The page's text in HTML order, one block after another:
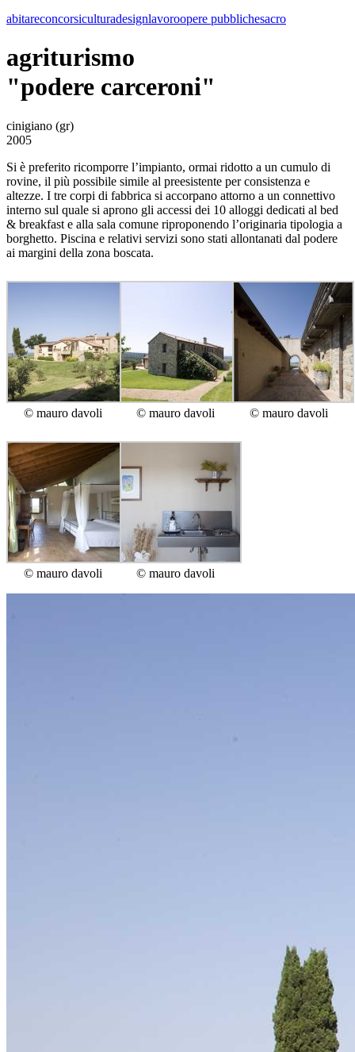
abitareconcorsiculturadesignlavoroopere pubblichesacro
agriturismo
"podere carceroni"
cinigiano (gr)
2005
Si è preferito ricomporre l’impianto, ormai ridotto a un cumulo di
rovine, il più possibile simile al preesistente per consistenza e
altezze. I tre corpi di fabbrica si accorpano attorno a un connettivo
interno sul quale si aprono gli accessi dei 10 alloggi dedicati al bed
& breakfast e alla sala comune riproponendo l’originaria tipologia a
borghetto. Piscina e relativi servizi sono stati allontanati dal podere
ai margini della zona boscata.
© mauro davoli © mauro davoli © mauro davoli
© mauro davoli © mauro davoli